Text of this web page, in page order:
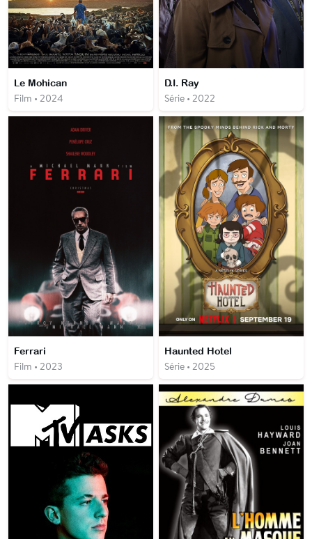
Le Mohican
Film • 2024
D.I. Ray
Série • 2022
Ferrari
Film • 2023
Haunted Hotel
Série • 2025